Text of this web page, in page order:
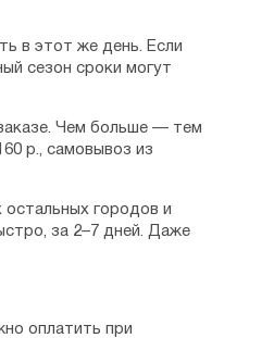
в этот же день. Если
сезон сроки могут
Чем больше — тем
р., самовывоз из
городов и
за 2–7 дней. Даже
оплатить при